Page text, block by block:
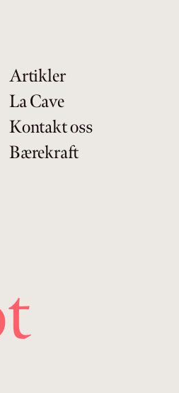
Artikler
La Cave
Kontakt oss
Bærekraft